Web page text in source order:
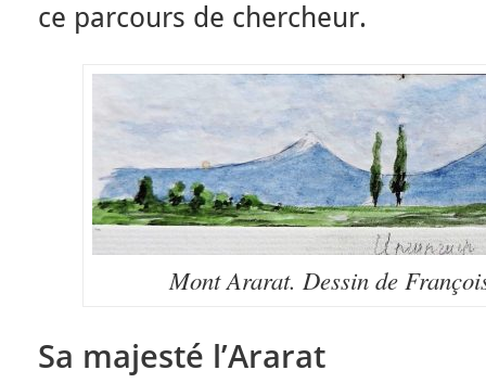
ce parcours de chercheur.
Mont Ararat. Dessin de
Sa majesté l’Ararat